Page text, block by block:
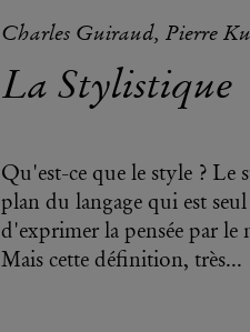
Charles Guiraud, Pierre
La Stylistique
Qu'est-ce que le style ? Le
plan du langage qui est
d'exprimer la pensée par le
Mais cette définition, très...